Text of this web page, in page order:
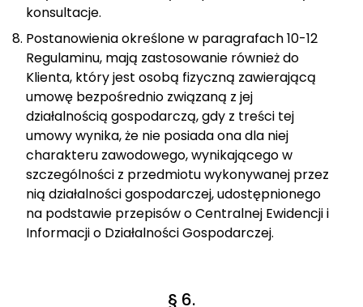
konsultacje.
Postanowienia określone w paragrafach 10-12
Regulaminu, mają zastosowanie również do
Klienta, który jest osobą fizyczną zawierającą
umowę bezpośrednio związaną z jej
działalnością gospodarczą, gdy z treści tej
umowy wynika, że nie posiada ona dla niej
charakteru zawodowego, wynikającego w
szczególności z przedmiotu wykonywanej przez
nią działalności gospodarczej, udostępnionego
na podstawie przepisów o Centralnej Ewidencji i
Informacji o Działalności Gospodarczej.
§ 6.